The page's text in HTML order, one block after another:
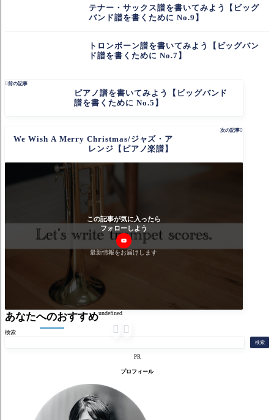
テナー・サックス譜を書いてみよう【ビッグ
バンド譜を書くために No.9】
トロンボーン譜を書いてみよう【ビッグバン
ド譜を書くために No.7】
前の記事
ピアノ譜を書いてみよう【ビッグバンド
譜を書くために No.5】
次の記事
We Wish A Merry Christmas/ジャズ・ア
レンジ【ピアノ楽譜】
この記事が気に入ったら
フォローしよう
最新情報をお届けします
検索
検索
PR
プロフィール
あなたへのおすすめundefined
 